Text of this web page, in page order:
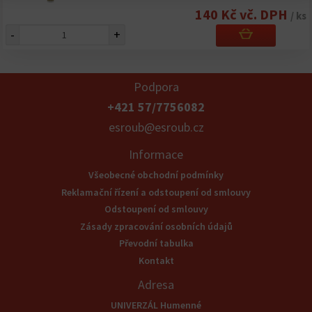
140 Kč vč. DPH / ks
- +
Podpora
+421 57/7756082
esroub@esroub.cz
Informace
Všeobecné obchodní podmínky
Reklamační řízení a odstoupení od smlouvy
Odstoupení od smlouvy
Zásady zpracování osobních údajů
Převodní tabulka
Kontakt
Adresa
UNIVERZÁL Humenné